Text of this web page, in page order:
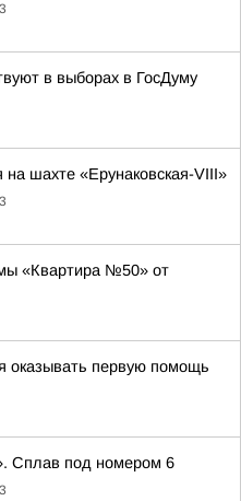
в выборах в ГосДуму
на шахте «Ерунаковская-VIII»
«Квартира №50» от
оказывать первую помощь
Сплав под номером 6